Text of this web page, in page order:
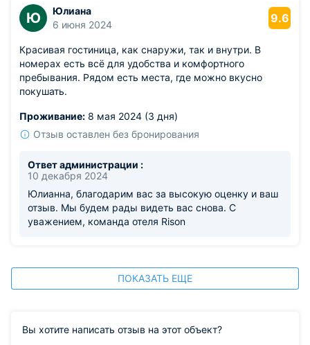
Ю
Юлиана
6 июня 2024
9.6
Красивая гостиница, как снаружи, так и внутри. В
номерах есть всё для удобства и комфортного
пребывания. Рядом есть места, где можно вкусно
покушать.
Проживание: 8 мая 2024 (3 дня)
Отзыв оставлен без бронирования
Ответ администрации :
10 декабря 2024
Юлианна, благодарим вас за высокую оценку и ваш
отзыв. Мы будем рады видеть вас снова. С
уважением, команда отеля Rison
ПОКАЗАТЬ ЕЩЕ
Вы хотите написать отзыв на этот объект?